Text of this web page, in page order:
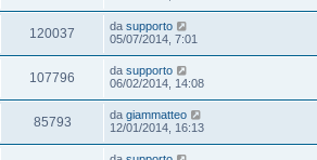
120037 da supporto
05/07/2014, 7:01
107796 da supporto
06/02/2014, 14:08
85793 da giammatteo
12/01/2014, 16:13